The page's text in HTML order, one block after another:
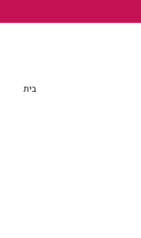
בית